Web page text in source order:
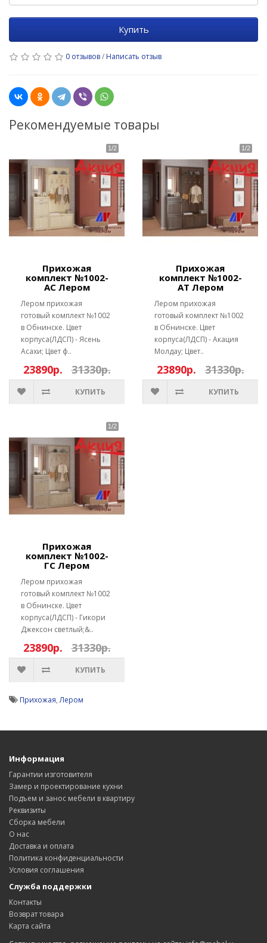
Купить
0 отзывов/ Написать отзыв
Рекомендуемые товары
Прихожая
комплект №1002-
АС Лером
Лером прихожая
готовый комплект №1002
в Обнинске. Цвет
корпуса(ЛДСП) - Ясень
Асахи; Цвет ф..
23890р. 31330р.
КУПИТЬ
Прихожая
комплект №1002-
АТ Лером
Лером прихожая
готовый комплект №1002
в Обнинске. Цвет
корпуса(ЛДСП) - Акация
Молдау; Цвет..
23890р. 31330р.
КУПИТЬ
Прихожая
комплект №1002-
ГС Лером
Лером прихожая
готовый комплект №1002
в Обнинске. Цвет
корпуса(ЛДСП) - Гикори
Джексон светлый;&..
23890р. 31330р.
КУПИТЬ
Прихожая,Лером
Информация
Гарантии изготовителя
Замер и проектирование кухни
Подъем и занос мебели в квартиру
Реквизиты
Сборка мебели
О нас
Доставка и оплата
Политика конфиденциальности
Условия соглашения
Служба поддержки
Контакты
Возврат товара
Карта сайта